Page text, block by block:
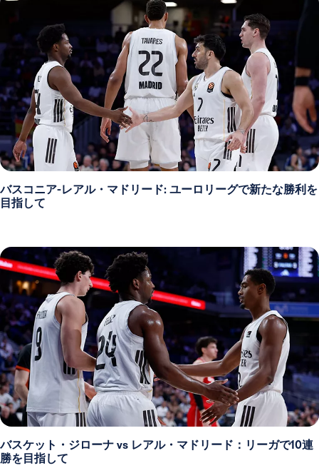
バスコニア-レアル・マドリード: ユーロリーグで新たな勝利を
目指して
バスケット・ジローナ vs レアル・マドリード：リーガで10連
勝を目指して